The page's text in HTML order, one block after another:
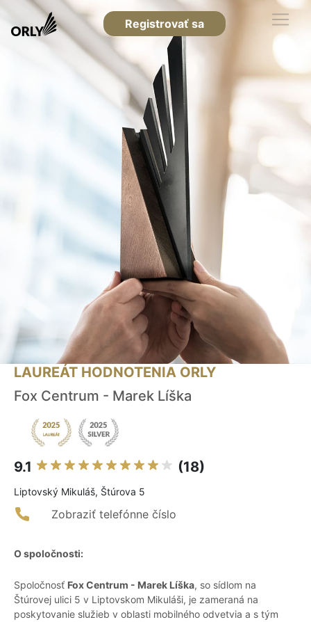
Registrovať sa
LAUREÁT HODNOTENIA ORLY
Fox Centrum - Marek Líška
9.1 (18)
Liptovský Mikuláš, Štúrova 5
Zobraziť telefónne číslo
O spoločnosti:
Spoločnosť Fox Centrum - Marek Líška, so sídlom na
Štúrovej ulici 5 v Liptovskom Mikuláši, je zameraná na
poskytovanie služieb v oblasti mobilného odvetvia a s tým